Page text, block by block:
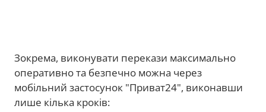
Зокрема, виконувати перекази максимально
оперативно та безпечно можна через
мобільний застосунок "Приват24", виконавши
лише кілька кроків: